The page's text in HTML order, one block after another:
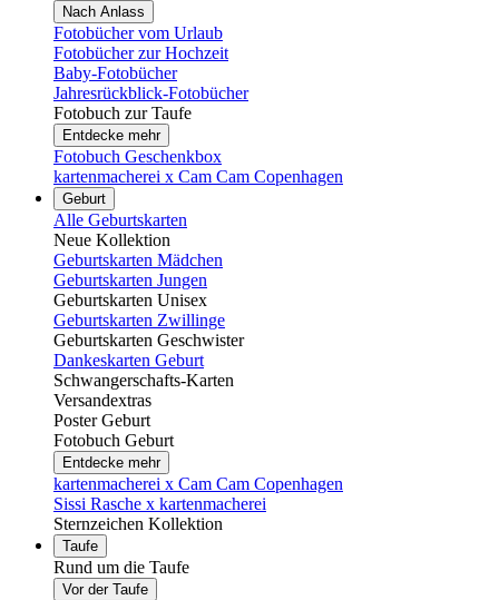
Nach Anlass
Fotobücher vom Urlaub
Fotobücher zur Hochzeit
Baby-Fotobücher
Jahresrückblick-Fotobücher
Fotobuch zur Taufe
Entdecke mehr
Fotobuch Geschenkbox
kartenmacherei x Cam Cam Copenhagen
Geburt
Alle Geburtskarten
Neue Kollektion
Geburtskarten Mädchen
Geburtskarten Jungen
Geburtskarten Unisex
Geburtskarten Zwillinge
Geburtskarten Geschwister
Dankeskarten Geburt
Schwangerschafts-Karten
Versandextras
Poster Geburt
Fotobuch Geburt
Entdecke mehr
kartenmacherei x Cam Cam Copenhagen
Sissi Rasche x kartenmacherei
Sternzeichen Kollektion
Taufe
Rund um die Taufe
Vor der Taufe